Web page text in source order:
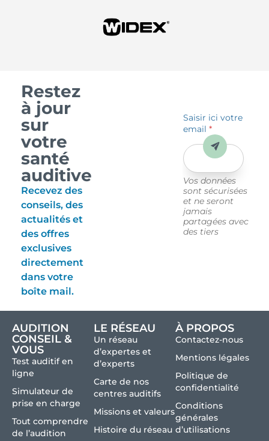
Restez
à jour
sur
votre
santé
auditive
Recevez des
conseils, des
actualités et
des offres
exclusives
directement
dans votre
boîte mail.
Saisir ici votre
email*
Vos données
sont sécurisées
et ne seront
jamais
partagées avec
des tiers
Envoyer
AUDITION
CONSEIL &
VOUS
Test auditif en
ligne
Simulateur de
prise en charge
Tout comprendre
de l’audition
LE RÉSEAU
Un réseau
d’expertes et
d’experts
Carte de nos
centres auditifs
Missions et valeurs
Histoire du réseau
À PROPOS
Contactez-nous
Mentions légales
Politique de
confidentialité
Conditions
générales
d’utilisations